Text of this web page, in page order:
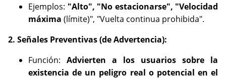
Ejemplos: "Alto", "No estacionarse", "Velocidad
máxima (límite)", "Vuelta continua prohibida".
2. Señales Preventivas (de Advertencia):
Función: Advierten a los usuarios sobre la
existencia de un peligro real o potencial en el